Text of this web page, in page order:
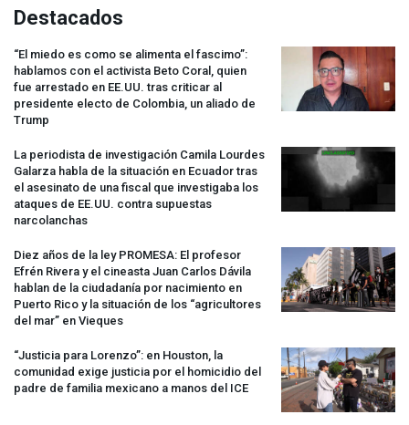
Destacados
“El miedo es como se alimenta el fascimo”:
hablamos con el activista Beto Coral, quien
fue arrestado en EE.UU. tras criticar al
presidente electo de Colombia, un aliado de
Trump
La periodista de investigación Camila Lourdes
Galarza habla de la situación en Ecuador tras
el asesinato de una fiscal que investigaba los
ataques de EE.UU. contra supuestas
narcolanchas
Diez años de la ley PROMESA: El profesor
Efrén Rivera y el cineasta Juan Carlos Dávila
hablan de la ciudadanía por nacimiento en
Puerto Rico y la situación de los “agricultores
del mar” en Vieques
“Justicia para Lorenzo”: en Houston, la
comunidad exige justicia por el homicidio del
padre de familia mexicano a manos del ICE